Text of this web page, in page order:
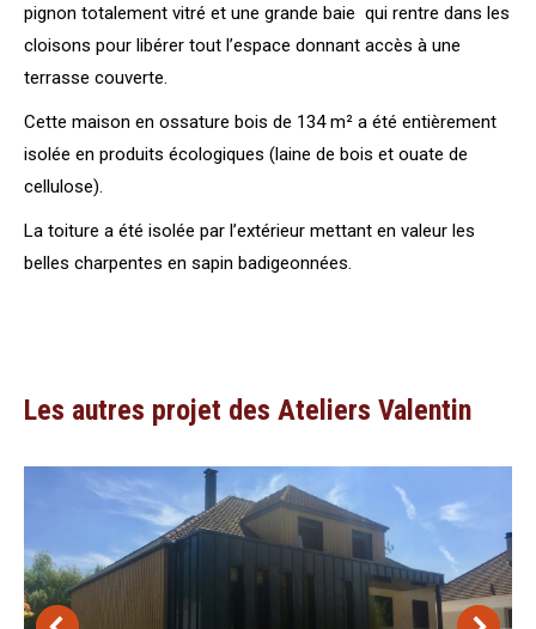
pignon totalement vitré et une grande baie qui rentre dans les
cloisons pour libérer tout l’espace donnant accès à une
terrasse couverte.
Cette maison en ossature bois de 134 m² a été entièrement
isolée en produits écologiques (laine de bois et ouate de
cellulose).
La toiture a été isolée par l’extérieur mettant en valeur les
belles charpentes en sapin badigeonnées.
Les autres projet des Ateliers Valentin